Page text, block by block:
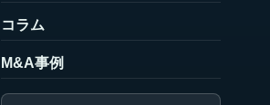
コラム
M&A事例